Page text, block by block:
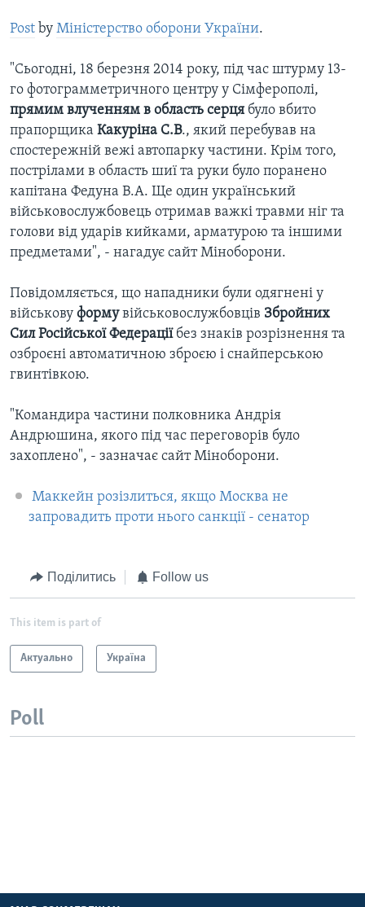
Post by Міністерство оборони України.
"Сьогодні, 18 березня 2014 року, під час штурму 13-
го фотограмметричного центру у Сімферополі,
прямим влученням в область серця було вбито
прапорщика Какуріна С.В., який перебував на
спостережній вежі автопарку частини. Крім того,
пострілами в область шиї та руки було поранено
капітана Федуна В.А. Ще один український
військовослужбовець отримав важкі травми ніг та
голови від ударів кийками, арматурою та іншими
предметами", - нагадує сайт Міноборони.
Повідомляється, що нападники були одягнені у
військову формувійськовослужбовців Збройних
Сил Російської Федераціїбез знаків розрізнення та
озброєні автоматичною зброєю і снайперською
гвинтівкою.
"Командира частини полковника Андрія
Андрюшина, якого під час переговорів було
захоплено", - зазначає сайт Міноборони.
Маккейн розізлиться, якщо Москва не
запровадить проти нього санкції - сенатор
Поділитись Follow us
This item is part of
Актуально Україна
Poll